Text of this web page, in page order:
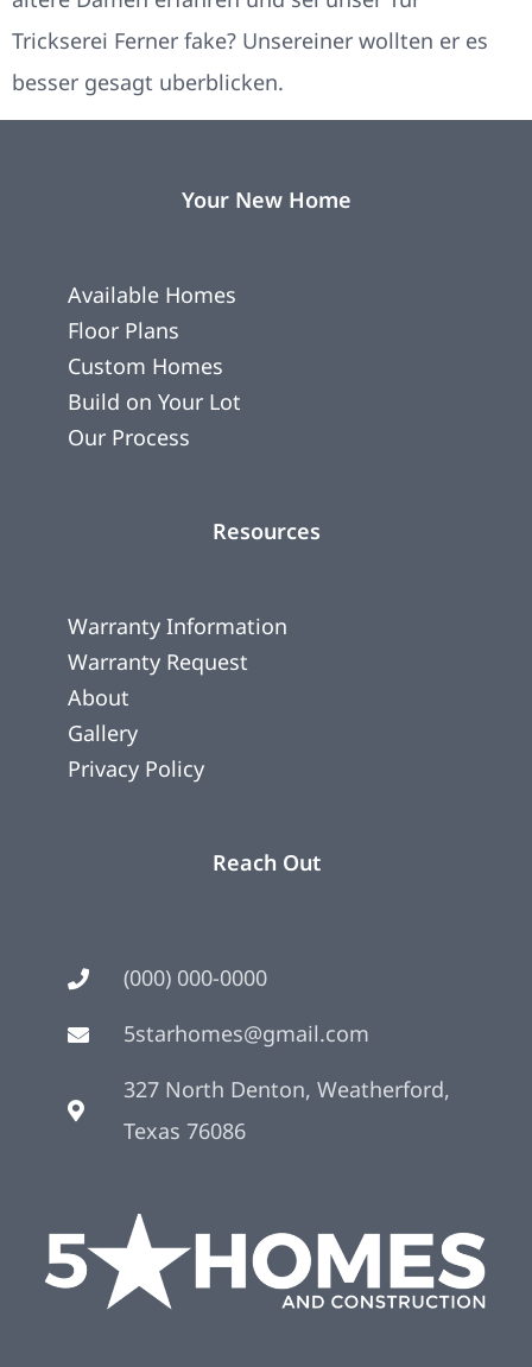
Trickserei Ferner fake? Unsereiner wollten er es
besser gesagt uberblicken.
Your New Home
Available Homes
Floor Plans
Custom Homes
Build on Your Lot
Our Process
Resources
Warranty Information
Warranty Request
About
Gallery
Privacy Policy
Reach Out
(000) 000-0000
5starhomes@gmail.com
327 North Denton, Weatherford,
Texas 76086